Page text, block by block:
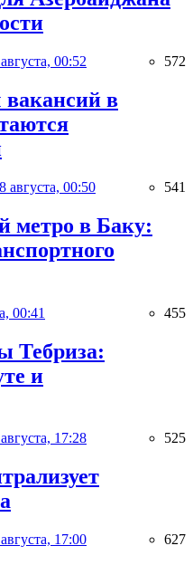
00:52 572
в
августа, 00:50 541
метро в Баку:
00:41 455
Тебриза:
и
17:28 525
17:00 627